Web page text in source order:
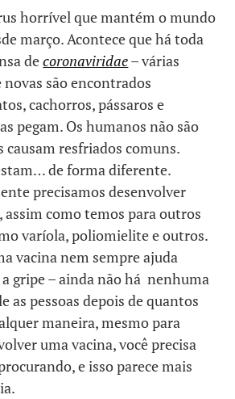
horrível que mantém o mundo
março. Acontece que há toda
decoronaviridae– várias
novas são encontrados
cachorros, pássaros e
pegam. Os humanos não são
causam resfriados comuns.
de forma diferente.
precisamos desenvolver
assim como temos para outros
varíola, poliomielite e outros.
vacina nem sempre ajuda
gripe – ainda não há nenhuma
as pessoas depois de quantos
maneira, mesmo para
uma vacina, você precisa
e isso parece mais